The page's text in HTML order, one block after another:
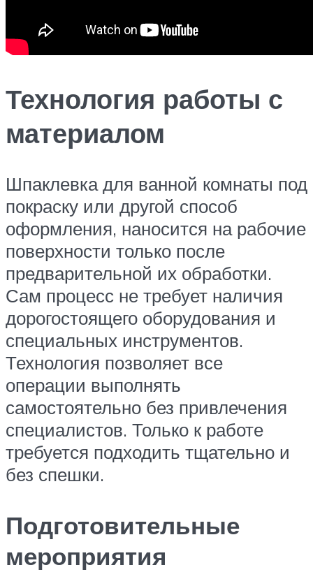
Технология работы с
материалом
Шпаклевка для ванной комнаты под
покраску или другой способ
оформления, наносится на рабочие
поверхности только после
предварительной их обработки.
Сам процесс не требует наличия
дорогостоящего оборудования и
специальных инструментов.
Технология позволяет все
операции выполнять
самостоятельно без привлечения
специалистов. Только к работе
требуется подходить тщательно и
без спешки.
Подготовительные
мероприятия